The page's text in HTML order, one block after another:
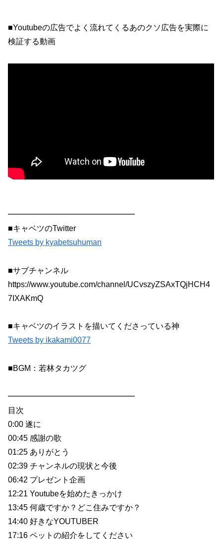
■Youtubeの広告でよく流れてくるあのクソ広告を実際に
検証する動画
━━━━━━━━━━━━━━━━
■キャベツのTwitter
Tweets by kyabetsuhuman
■サブチャンネル
https://www.youtube.com/channel/UCvszyZSAxTQjHCH4
7IXAKmQ
■キャベツのイラストを描いてくださっている神
Tweets by ikakami0077
■BGM：若林タカツグ
━━━━━━━━━━━━━━━━
目次
0:00 遂に
00:45 感謝の歌
01:25 ありがとう
02:39 チャンネルの現状と今後
06:42 プレゼント企画
12:21 Youtubeを始めたきっかけ
13:45 何歳ですか？どこ住みですか？
14:40 好きなYOUTUBER
17:16 ペットの紹介をしてください